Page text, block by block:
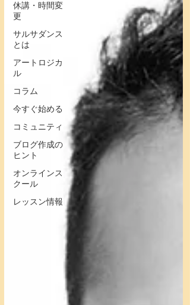
休講・時間変
更
サルサダンス
とは
アートロジカ
ル
コラム
今すぐ始める
コミュニティ
ブログ作成の
ヒント
オンラインス
クール
レッスン情報